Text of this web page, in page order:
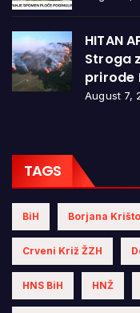
HITAN
Stroga
prirode
August 7,
TAGS
BiH Borjana Krišto
Crveni Križ ŽZH
HNS BiH HNŽ